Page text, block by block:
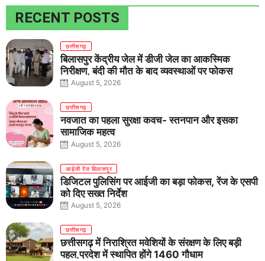
RECENT POSTS
छत्तीसगढ़
बिलासपुर केंद्रीय जेल में डीजी जेल का आकस्मिक
निरीक्षण, बंदी की मौत के बाद व्यवस्थाओं पर फोकस
August 5, 2026
छत्तीसगढ़
नवजात का पहला सुरक्षा कवच- स्तनपान और इसका
सामाजिक महत्व
August 5, 2026
आईजी रेंज बिलासपुर
डिजिटल पुलिसिंग पर आईजी का बड़ा फोकस, रेंज के एसपी
को दिए सख्त निर्देश
August 5, 2026
छत्तीसगढ़
छत्तीसगढ़ में निराश्रित मवेशियों के संरक्षण के लिए बड़ी
पहल,प्रदेश में स्थापित होंगे 1460 गौधाम